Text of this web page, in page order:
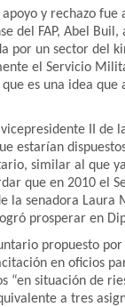
y rechazo fue
del FAP, Abel Buil,
por un sector del
el Servicio
es una idea que
II de
estarían
similar al que
que en 2010 el
la senadora Laura
prosperar en
propuesto
en oficios
“en situación de
a tres